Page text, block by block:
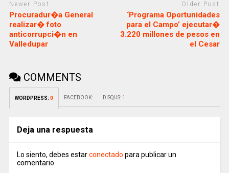
Newer Post
Procuradur�a General
realizar� foto
anticorrupci�n en
Valledupar
Older Post
‘Programa Oportunidades
para el Campo’ ejecutar�
3.220 millones de pesos en
el Cesar
COMMENTS
WORDPRESS: 0 FACEBOOK: DISQUS: 1
Deja una respuesta
Lo siento, debes estarconectado para publicar un
comentario.